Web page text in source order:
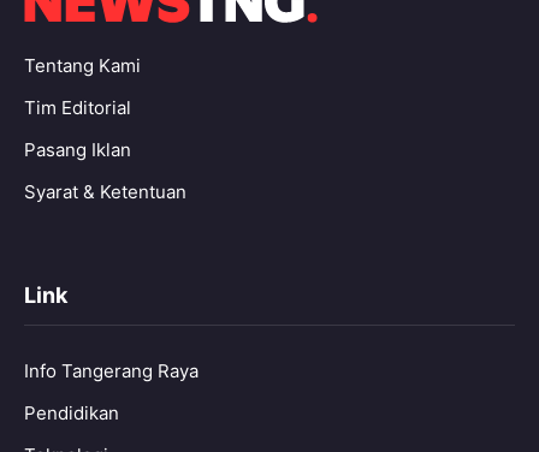
Tentang Kami
Tim Editorial
Pasang Iklan
Syarat & Ketentuan
Link
Info Tangerang Raya
Pendidikan